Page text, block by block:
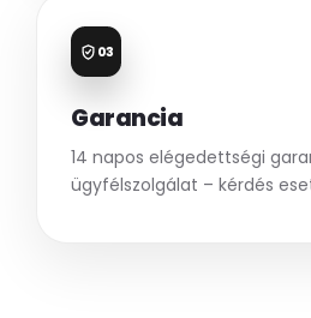
03
Garancia
14 napos elégedettségi
ügyfélszolgálat – kérdés